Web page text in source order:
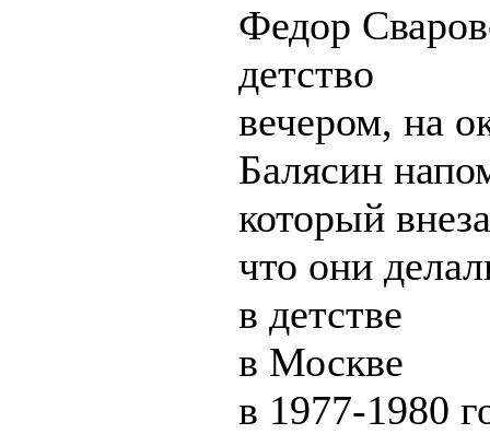
Федор
детство
вечером, на
Балясин
который
что они
в детстве
в Москве
в 1977-1980